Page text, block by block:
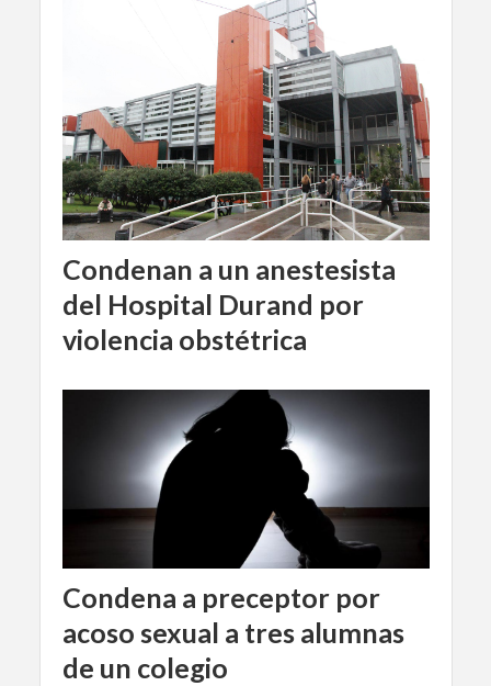
Condenan a un anestesista
del Hospital Durand por
violencia obstétrica
Condena a preceptor por
acoso sexual a tres alumnas
de un colegio